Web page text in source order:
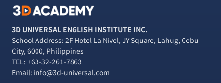
IT
パ
ー
ク
内
に
あ
る
3D UNIVERSAL ENGLISH INSTITUTE INC.
School Address: 2F Hotel La Nivel, JY Square, Lahug, Cebu
City, 6000, Philippines
TEL: +63-32-261-7863
Email: info@3d-universal.com